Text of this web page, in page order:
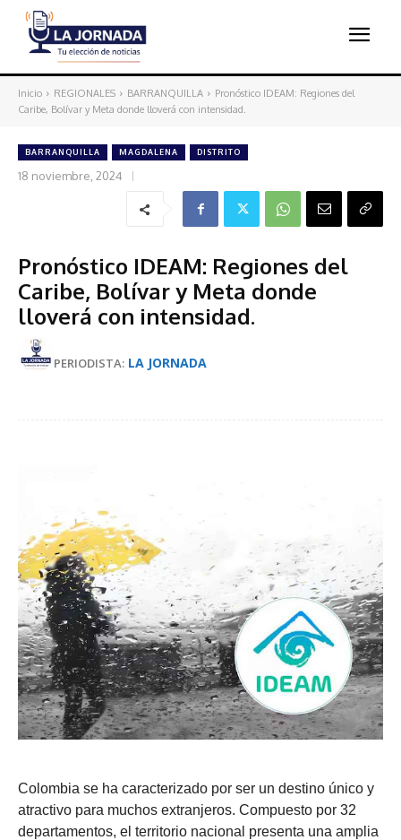
Inicio REGIONALES BARRANQUILLA
Pronóstico IDEAM: Regiones del
Caribe, Bolívar y Meta donde lloverá con intensidad.
BARRANQUILLA MAGDALENA DISTRITO
18 noviembre, 2024
Pronóstico IDEAM: Regiones del
Caribe, Bolívar y Meta donde
lloverá con intensidad.
PERIODISTA: LA JORNADA
Colombia se ha caracterizado por ser un destino único y
atractivo para muchos extranjeros. Compuesto por 32
departamentos, el territorio nacional presenta una amplia